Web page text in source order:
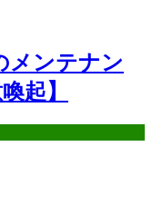
メンテナン
起】